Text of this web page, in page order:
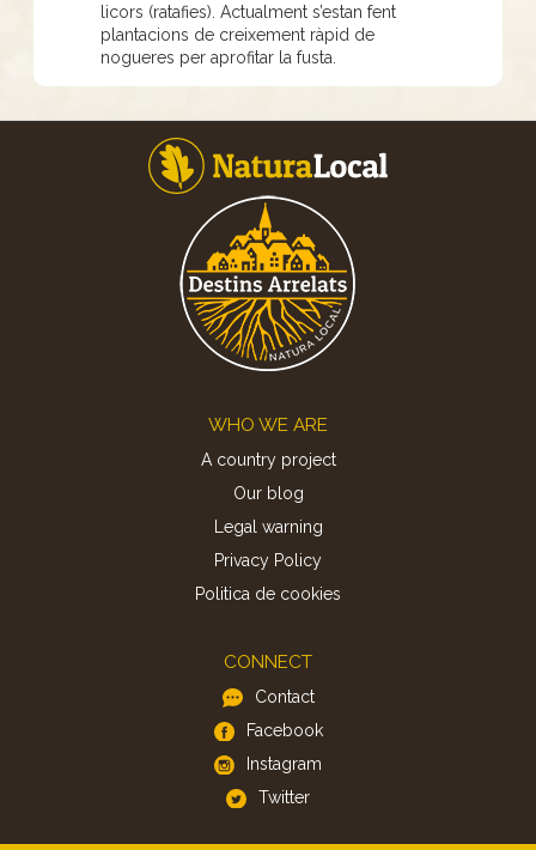
licors (ratafies). Actualment s’estan fent
plantacions de creixement ràpid de
nogueres per aprofitar la fusta.
WHO WE ARE
A country project
Our blog
Legal warning
Privacy Policy
Politica de cookies
CONNECT
Contact
Facebook
Instagram
Twitter